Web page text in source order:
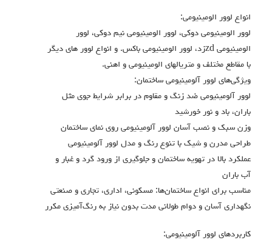
انواع لوور الومينيومي:
لوور الومينيومي دوكي، لوور الومينيومي نيم دوكي، لوور
الومينيومي zdزد، لوور الومينيومي باكس. و انواع لوور هاي ديگر
با مقاطع مختلف و متريالهاي الومينيومي و اهني.
ویژگی‌های لوور آلومینیومی ساختمان:
لوور آلومینیومی ضد زنگ و مقاوم در برابر شرایط جوی مثل
باران، باد و نور خورشید
وزن سبک و نصب آسان لوور آلومینیومی روی نمای ساختمان
طراحی مدرن و شیک با تنوع رنگ و مدل لوور آلومینیومی
عملکرد بالا در تهویه ساختمان و جلوگیری از ورود گرد و غبار و
آب باران
مناسب برای انواع ساختمان‌ها: مسکونی، اداری، تجاری و صنعتی
نگهداری آسان و دوام طولانی مدت بدون نیاز به رنگ‌آمیزی مکرر
کاربردهای لوور آلومینیومی: